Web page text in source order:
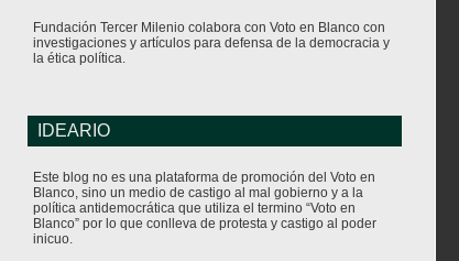
Fundación Tercer Milenio colabora con Voto en Blanco con
investigaciones y artículos para defensa de la democracia y
la ética política.
IDEARIO
Este blog no es una plataforma de promoción del Voto en
Blanco, sino un medio de castigo al mal gobierno y a la
política antidemocrática que utiliza el termino “Voto en
Blanco” por lo que conlleva de protesta y castigo al poder
inicuo.